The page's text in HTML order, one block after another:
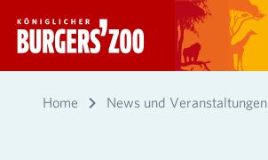
- Startseite
Home News und Veranstaltungen